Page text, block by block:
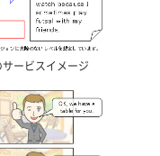
ービスイメージ